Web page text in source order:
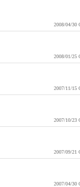
2008/04/30
2008/01/25
2007/11/15
2007/10/23
2007/09/21
2007/04/30